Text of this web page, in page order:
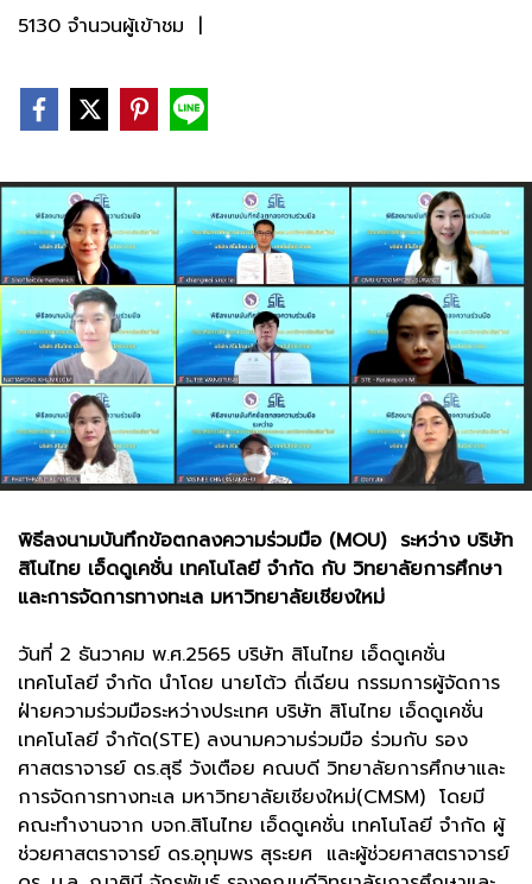
5130 จำนวนผู้เข้าชม |
พิธีลงนามบันทึกข้อตกลงความร่วมมือ (MOU) ระหว่าง บริษัท
สิโนไทย เอ็ดดูเคชั่น เทคโนโลยี จำกัด กับ วิทยาลัยการศึกษา
และการจัดการทางทะเล มหาวิทยาลัยเชียงใหม่
วันที่ 2 ธันวาคม พ.ศ.2565 บริษัท สิโนไทย เอ็ดดูเคชั่น
เทคโนโลยี จำกัด นำโดย นายโต้ว ถี่เฉียน กรรมการผู้จัดการ
ฝ่ายความร่วมมือระหว่างประเทศ บริษัท สิโนไทย เอ็ดดูเคชั่น
เทคโนโลยี จำกัด(STE) ลงนามความร่วมมือ ร่วมกับ รอง
ศาสตราจารย์ ดร.สุธี วังเตือย คณบดี วิทยาลัยการศึกษาและ
การจัดการทางทะเล มหาวิทยาลัยเชียงใหม่(CMSM) โดยมี
คณะทำงานจาก บจก.สิโนไทย เอ็ดดูเคชั่น เทคโนโลยี จำกัด ผู้
ช่วยศาสตราจารย์ ดร.อุทุมพร สุระยศ และผู้ช่วยศาสตราจารย์